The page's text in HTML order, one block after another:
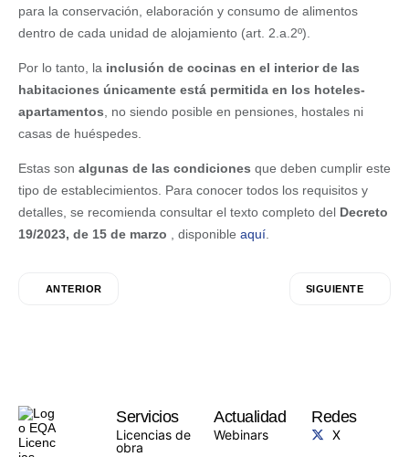
para la conservación, elaboración y consumo de alimentos
dentro de cada unidad de alojamiento (art. 2.a.2º).
Por lo tanto, la inclusión de cocinas en el interior de las
habitaciones únicamente está permitida en los hoteles-
apartamentos , no siendo posible en pensiones, hostales ni
casas de huéspedes.
Estas son algunas de las condiciones que deben cumplir este
tipo de establecimientos. Para conocer todos los requisitos y
detalles, se recomienda consultar el texto completo del Decreto
19/2023, de 15 de marzo , disponible aquí
ANTERIOR SIGUIENTE
Servicios
Licencias de
obra
Actualidad
Webinars
Redes
X